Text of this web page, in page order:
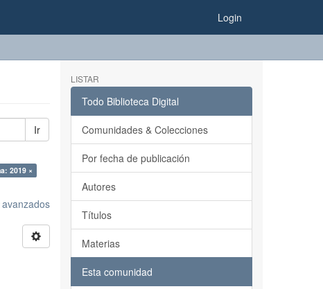
Login
Ir
2019 ×
LISTAR
Todo Biblioteca Digital
Comunidades & Colecciones
Por fecha de publicación
Autores
Títulos
Materias
Esta comunidad